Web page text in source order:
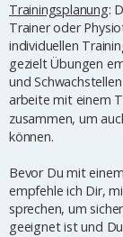
Trainingsplanung:
Trainer oder
individuellen
gezielt Übungen
und
arbeite mit einem
zusammen, um
können.
Bevor Du mit
empfehle ich Dir,
sprechen, um
geeignet ist und